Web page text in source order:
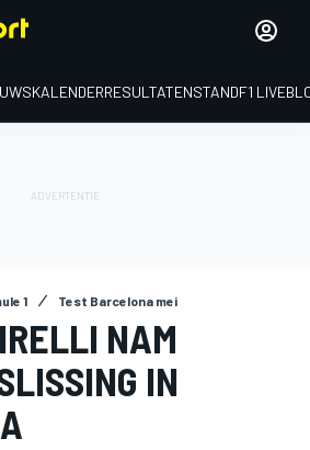
KALENDERRESULTATENSTANDF1
1 Test Barcelona mei
NAM
IN